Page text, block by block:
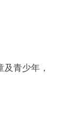
青少年，